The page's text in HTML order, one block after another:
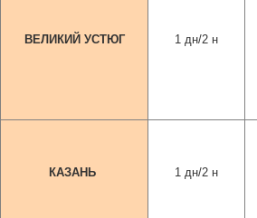
ВЕЛИКИЙ УСТЮГ 1 дн/2 н
КАЗАНЬ 1 дн/2 н